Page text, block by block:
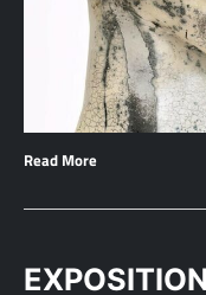
Read More